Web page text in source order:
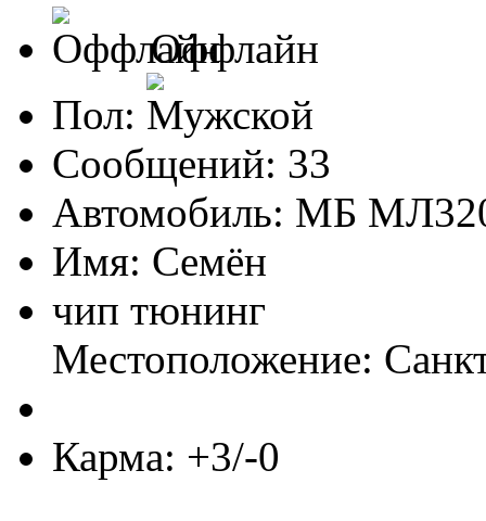
Оффлайн
Пол:
Сообщений: 33
Автомобиль: МБ
Имя: Семён
чип тюнинг
Местоположение:
Карма: +3/-0